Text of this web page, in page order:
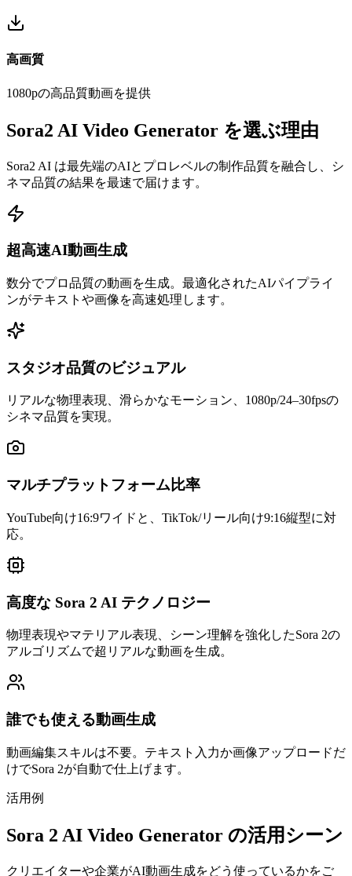
高画質
1080pの高品質動画を提供
Sora2 AI Video Generator を選ぶ理由
Sora2 AI は最先端のAIとプロレベルの制作品質を融合し、シ
ネマ品質の結果を最速で届けます。
超高速AI動画生成
数分でプロ品質の動画を生成。最適化されたAIパイプライ
ンがテキストや画像を高速処理します。
スタジオ品質のビジュアル
リアルな物理表現、滑らかなモーション、1080p/24–30fpsの
シネマ品質を実現。
マルチプラットフォーム比率
YouTube向け16:9ワイドと、TikTok/リール向け9:16縦型に対
応。
高度な Sora 2 AI テクノロジー
物理表現やマテリアル表現、シーン理解を強化したSora 2の
アルゴリズムで超リアルな動画を生成。
誰でも使える動画生成
動画編集スキルは不要。テキスト入力か画像アップロードだ
けでSora 2が自動で仕上げます。
活用例
Sora 2 AI Video Generator の活用シーン
クリエイターや企業がAI動画生成をどう使っているかをご